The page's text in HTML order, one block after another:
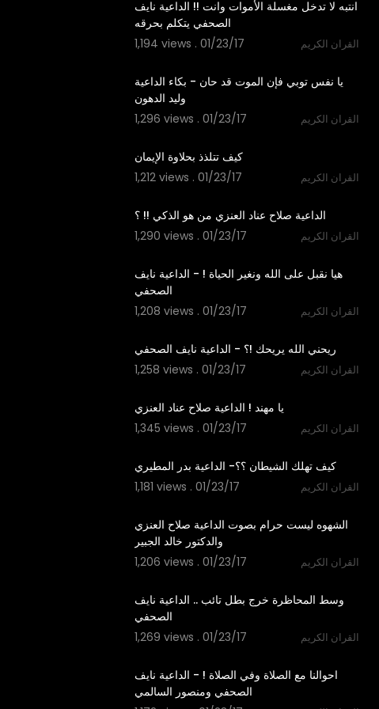
‫انتبه لا تدخل مغسلة الأموات وانت !! الداعية نايف
1,194 views . 01/23/17
القران الكريم
‫يا نفس توبي فإن الموت قد حان - بكاء الداعية
1,296 views . 01/23/17
القران الكريم
‫كيف تتلذذ بحلاوة الإيمان‬‎
1,212 views . 01/23/17
القران الكريم
1,290 views . 01/23/17
القران الكريم
‫هيا نقبل على الله ونغير الحياة ! - الداعية نايف
1,208 views . 01/23/17
القران الكريم
1,258 views . 01/23/17
القران الكريم
1,345 views . 01/23/17
القران الكريم
‫كيف تهلك الشيطان ؟؟- الداعية بدر المطيري‬‎
1,181 views . 01/23/17
القران الكريم
‫الشهوه ليست حرام بصوت الداعية صلاح العنزي
1,206 views . 01/23/17
القران الكريم
‫وسط المحاظرة خرج بطل تائب .. الداعية نايف
1,269 views . 01/23/17
القران الكريم
‫احوالنا مع الصلاة وفي الصلاة ! - الداعية نايف